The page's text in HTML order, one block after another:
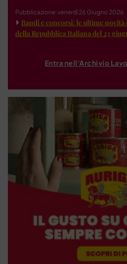
Pubblicazione: venerdì 26 Giugno 2026
Bandi e concorsi: le ultime novità
della Repubblica Italiana del 23
Entra nell'Archivio